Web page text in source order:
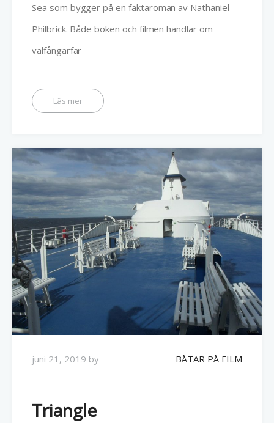
Sea som bygger på en faktaroman av Nathaniel
Philbrick. Både boken och filmen handlar om
valfångarfar
juni 21, 2019 by BÅTAR PÅ FILM
Triangle